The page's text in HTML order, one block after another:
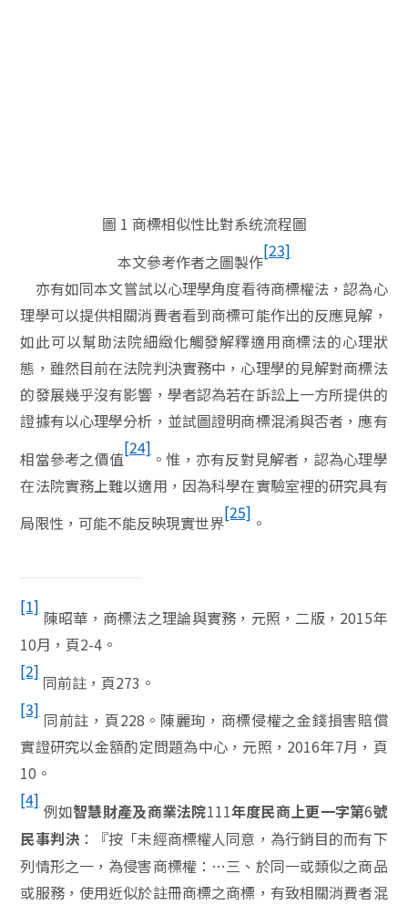
圖 1 商標相似性比對系统流程圖
本文參考作者之圖製作
[23]
亦有如同本文嘗試以心理學角度看待商標權法，認為心
理學可以提供相關消費者看到商標可能作出的反應見解，
如此可以幫助法院細緻化觸發解釋適用商標法的心理狀
態，雖然目前在法院判決實務中，心理學的見解對商標法
的發展幾乎沒有影響，學者認為若在訴訟上一方所提供的
證據有以心理學分析，並試圖證明商標混淆與否者，應有
相當參考之價值
[24]
。惟，亦有反對見解者，認為心理學
在法院實務上難以適用，因為科學在實驗室裡的研究具有
局限性，可能不能反映現實世界
[25]
。
[1]
陳昭華，商標法之理論與實務，元照，二版， 2015年
10月，頁2-4 。
[2]
同前註，頁273 。
[3]
同前註，頁228 。陳麗珣，商標侵權之金錢損害賠償
實證研究以金額酌定問題為中心，元照， 2016年7月，頁
10 。
[4]
例如智慧財產及商業法院111年度民商上更一字第6號
民事判決：『按「未經商標權人同意，為行銷目的而有下
列情形之一，為侵害商標權： …三、於同一或類似之商品
或服務，使用近似於註冊商標之商標，有致相關消費者混